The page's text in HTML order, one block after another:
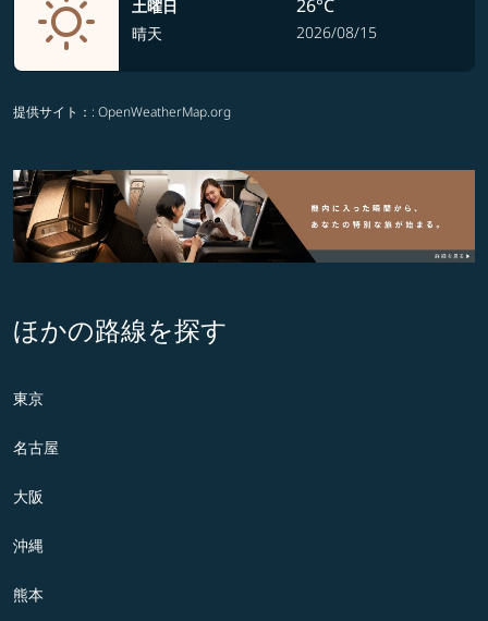
土曜日
晴天
26°C
2026/08/15
提供サイト： : OpenWeatherMap.org
ほかの路線を探す
東京
名古屋
大阪
沖縄
熊本